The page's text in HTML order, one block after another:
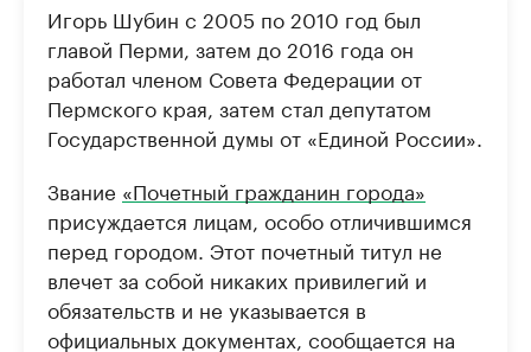
Игорь Шубин с 2005 по 2010 год был
главой Перми, затем до 2016 года он
работал членом Совета Федерации от
Пермского края, затем стал депутатом
Государственной думы от «Единой России».
Звание «Почетный гражданин города»
присуждается лицам, особо отличившимся
перед городом. Этот почетный титул не
влечет за собой никаких привилегий и
обязательств и не указывается в
официальных документах, сообщается на